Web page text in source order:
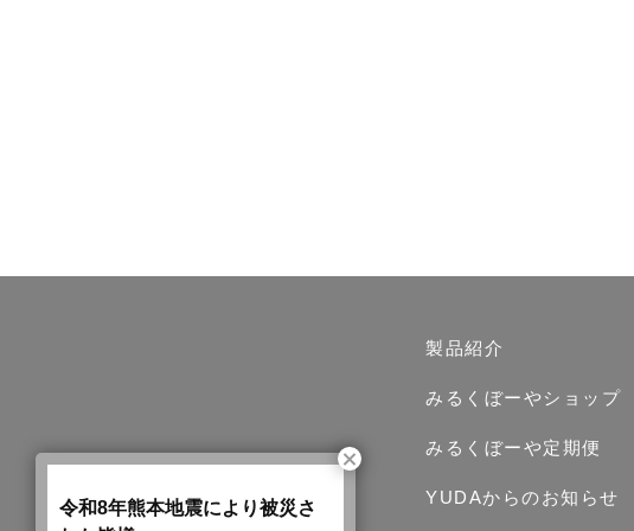
製品紹介
みるくぼーやショップ
みるくぼーや定期便
YUDAからのお知らせ
令和8年熊本地震により被災さ